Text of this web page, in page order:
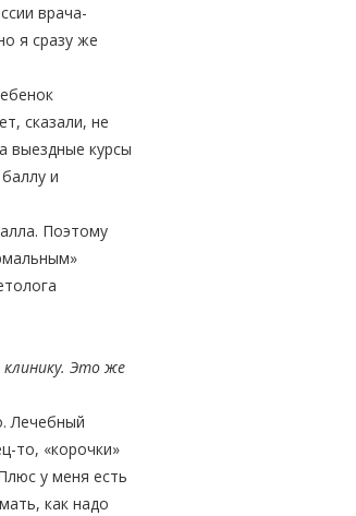
врача-
я сразу же
сказали, не
выездные курсы
и
Поэтому
Это же
Лечебный
то, «корочки»
у меня есть
как надо